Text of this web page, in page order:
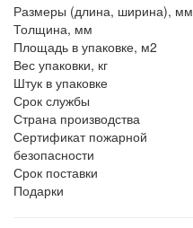
Размеры (длина, ширина), мм
Толщина, мм
Площадь в упаковке, м2
Вес упаковки, кг
Штук в упаковке
Срок службы
Страна производства
Сертификат пожарной
безопасности
Срок поставки
Подарки